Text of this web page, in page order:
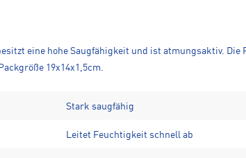
eine hohe Saugfähigkeit und ist atmungsaktiv.
19x14x1,5cm.
Stark saugfähig
Leitet Feuchtigkeit schnell ab